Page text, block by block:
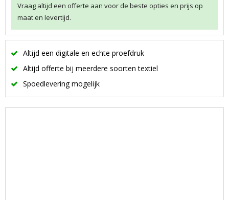
Vraag altijd een offerte aan voor de beste opties en prijs op
maat en levertijd.
Altijd een digitale en echte proefdruk
Altijd offerte bij meerdere soorten textiel
Spoedlevering mogelijk